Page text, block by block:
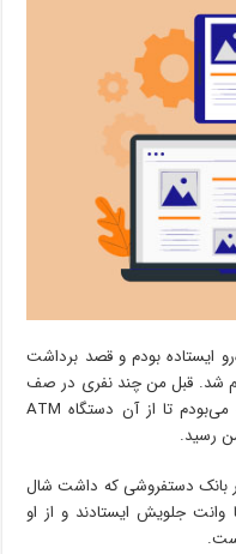
ایستاده بودم و قصد برداشت
هم شد. قبل من چند نفری در صف
بودند. من هم طبق روال بایستی در صف می‌بودم تا از آن دستگاه ATM
رسید.
بانک دستفروشی که داشت شال
جلویش ایستادند و از او